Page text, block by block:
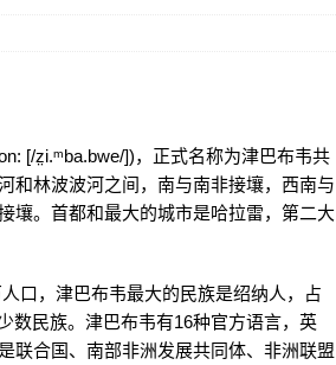
[/z̤i.ᵐba.bwe/])，正式名称为津巴布韦共
和林波波河之间，南与南非接壤，西南与
壤。首都和最大的城市是哈拉雷，第二大
口，津巴布韦最大的民族是绍纳人，占
数民族。津巴布韦有16种官方语言，英
联合国、南部非洲发展共同体、非洲联盟